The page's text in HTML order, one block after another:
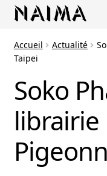
Accueil Actualité
Taipei
Soko
librairie
Panneau de gestion